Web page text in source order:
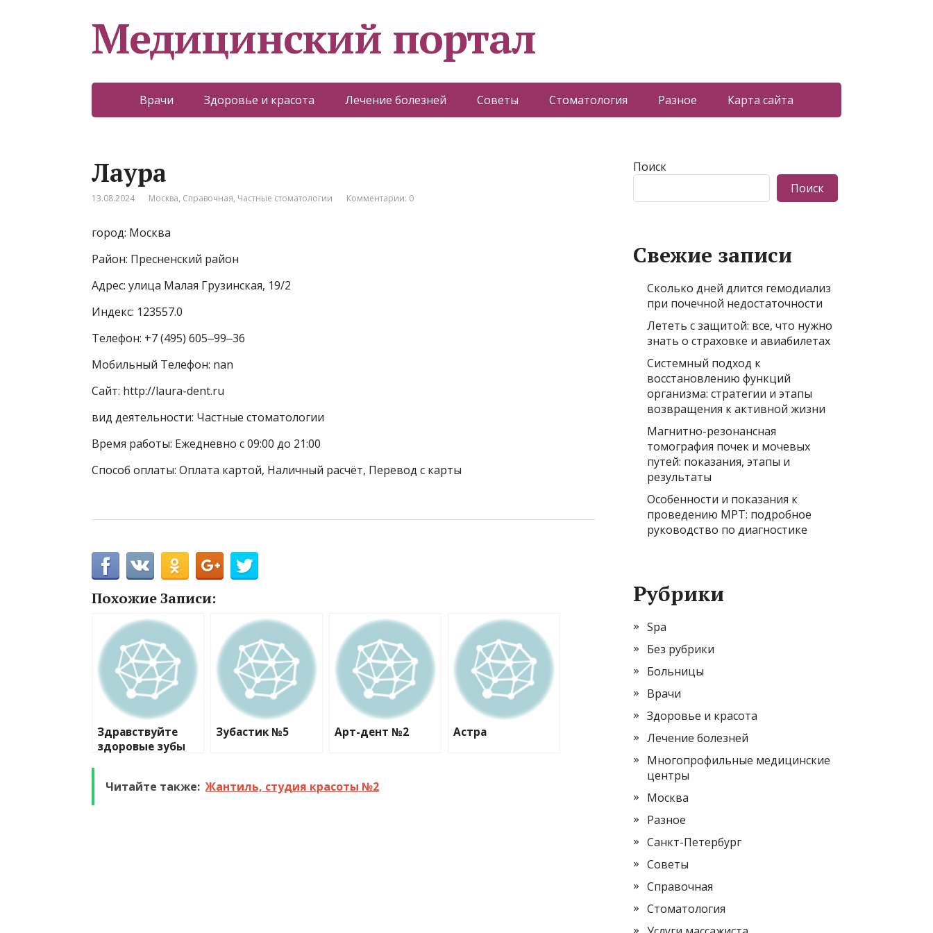
Медицинский портал
Врачи Здоровье и красота Лечение болезней Советы Стоматология Разное Карта сайта
Лаура
13.08.2024 Москва, Справочная, Частные стоматологии Комментарии: 0
город: Москва
Район: Пресненский район
Адрес: улица Малая Грузинская, 19/2
Индекс: 123557.0
Телефон: +7 (495) 605‒99‒36
Мобильный Телефон: nan
Сайт: http://laura-dent.ru
вид деятельности: Частные стоматологии
Время работы: Ежедневно с 09:00 до 21:00
Способ оплаты: Оплата картой, Наличный расчёт, Перевод с карты
Похожие Записи:
Здравствуйте
здоровые зубы
Зубастик №5 Арт-дент №2 Астра
Читайте также: Жантиль, студия красоты №2
Поиск
Поиск
Свежие записи
Сколько дней длится гемодиализ
при почечной недостаточности
Лететь с защитой: все, что нужно
знать о страховке и авиабилетах
Системный подход к
восстановлению функций
организма: стратегии и этапы
возвращения к активной жизни
Магнитно-резонансная
томография почек и мочевых
путей: показания, этапы и
результаты
Особенности и показания к
проведению МРТ: подробное
руководство по диагностике
Рубрики
Spa
Без рубрики
Больницы
Врачи
Здоровье и красота
Лечение болезней
Многопрофильные медицинские
центры
Москва
Разное
Санкт-Петербург
Советы
Справочная
Стоматология